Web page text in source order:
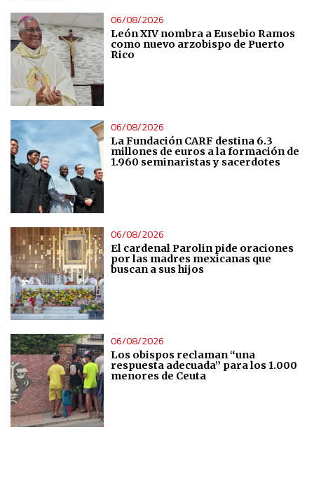
06/08/2026
León XIV nombra a Eusebio Ramos
como nuevo arzobispo de Puerto
Rico
06/08/2026
La Fundación CARF destina 6.3
millones de euros a la formación de
1.960 seminaristas y sacerdotes
06/08/2026
El cardenal Parolin pide oraciones
por las madres mexicanas que
buscan a sus hijos
06/08/2026
Los obispos reclaman “una
respuesta adecuada” para los 1.000
menores de Ceuta